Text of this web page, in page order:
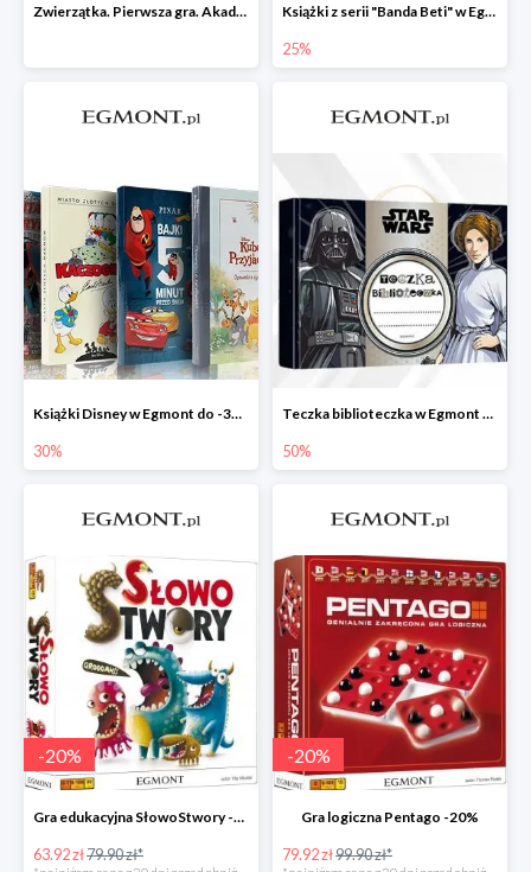
Zwierzątka. Pierwsza gra. Akademia Mądrego Dziecka Książki z serii "Banda Beti" w Egmont do -25%
25%
Książki Disney w Egmont do -30%
30%
Teczka biblioteczka w Egmont -50%
50%
-20%
Gra edukacyjna SłowoStwory -20%
63.92 zł79.90 zł*
-20%
Gra logiczna Pentago -20%
79.92 zł99.90 zł*